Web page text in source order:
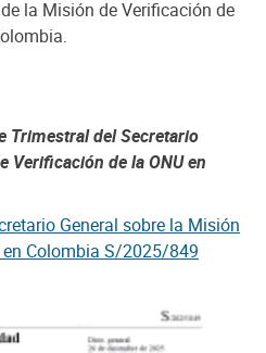
la Misión de Verificación de
Trimestral del Secretario
Verificación de la ONU en
General sobre la Misión
Colombia S/2025/849